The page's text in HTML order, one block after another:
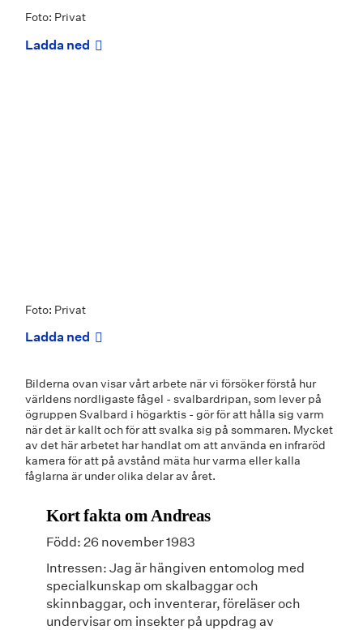
Foto: Privat
Ladda ned
Foto: Privat
Ladda ned
Bilderna ovan visar vårt arbete när vi försöker förstå hur
världens nordligaste fågel - svalbardripan, som lever på
ögruppen Svalbard i högarktis - gör för att hålla sig varm
när det är kallt och för att svalka sig på sommaren. Mycket
av det här arbetet har handlat om att använda en infraröd
kamera för att på avstånd mäta hur varma eller kalla
fåglarna är under olika delar av året.
Kort fakta om Andreas
Född: 26 november 1983
Intressen: Jag är hängiven entomolog med
specialkunskap om skalbaggar och
skinnbaggar, och inventerar, föreläser och
undervisar om insekter på uppdrag av